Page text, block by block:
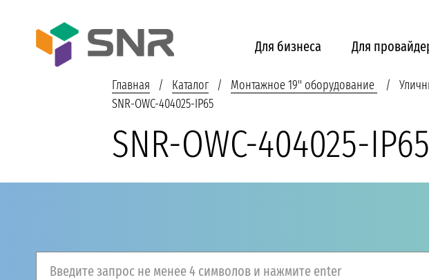
Для бизнеса Для
Главная Каталог Монтажное 19'' оборудование
SNR-OWC-404025-IP65
SNR-OWC-404025-IP65
Введите запрос не менее 4 символов и нажмите enter